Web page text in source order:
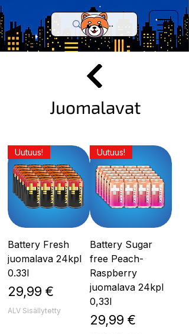
Juomalavat
Uutuus!
Battery Fresh
juomalava 24kpl
0.33l
Hinta
29,99 €
ALV Sisällytetty
Uutuus!
Battery Sugar
free Peach-
Raspberry
juomalava 24kpl
0,33l
Hinta
29,99 €